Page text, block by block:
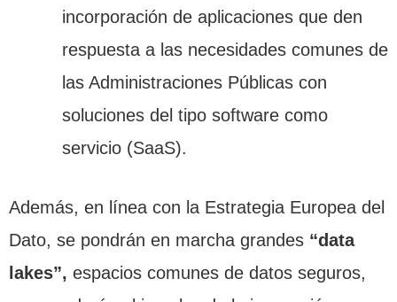
incorporación de aplicaciones que den
respuesta a las necesidades comunes de
las Administraciones Públicas con
soluciones del tipo software como
servicio (SaaS).
Además, en línea con la Estrategia Europea del
Dato, se pondrán en marcha grandes “data
lakes”, espacios comunes de datos seguros,